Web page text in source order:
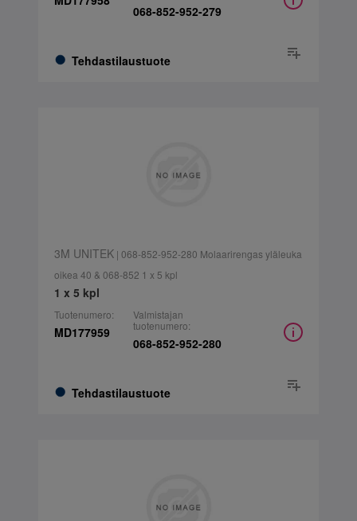
Tehdastilaustuote
068-852-952-279
3M UNITEK| 068-852-952-280 Molaarirengas yläleuka
oikea 40 & 068-852 1 x 5 kpl
1 x 5 kpl
Tuotenumero:
MD177959
Tehdastilaustuote
Valmistajan
tuotenumero:
068-852-952-280